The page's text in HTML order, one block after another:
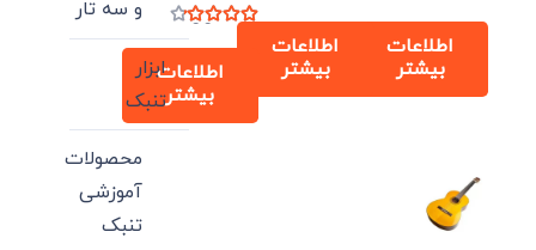
اطلاعات
بیشتر
اطلاعات
بیشتر
نمره
4.00از 5
اطلاعات
بیشتر
و سه تار
ابزار
تنبک
محصولات
آموزشی
تنبک